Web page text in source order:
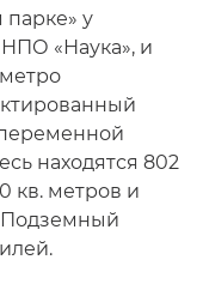
у
«Наука», и
находятся 802
кв. метров и
Подземный